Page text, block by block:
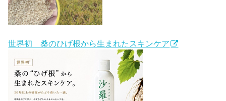
世界初 桑のひげ根から生まれたスキンケア